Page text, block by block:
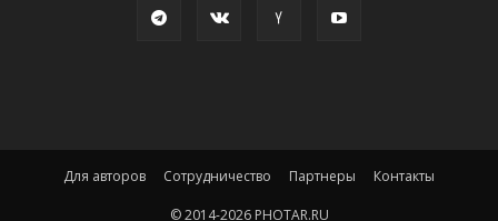
Для авторов Сотрудничество Партнеры Контакты
© 2014-2026 PHOTAR.RU